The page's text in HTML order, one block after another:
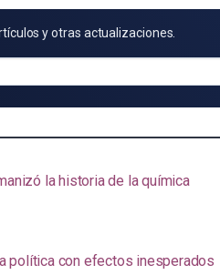
y otras actualizaciones.
la historia de la química
política con efectos inesperados